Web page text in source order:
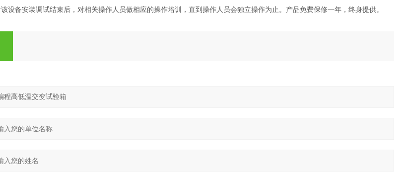
设备安装调试结束后，对相关操作人员做相应的操作培训，直到操作人员会独立操作为止。产品免费保修一年，终身提供。